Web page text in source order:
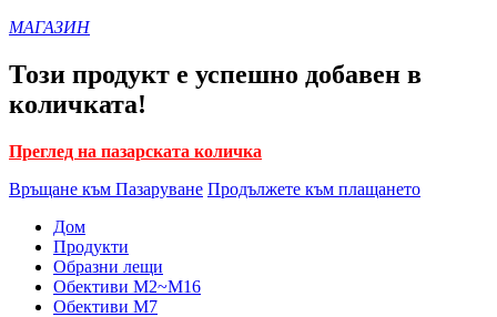
МАГАЗИН
Този продукт е успешно добавен в
количката!
Преглед на пазарската количка
Връщане към Пазаруване Продължете към плащането
Дом
Продукти
Образни лещи
Обективи M2~M16
Обективи M7